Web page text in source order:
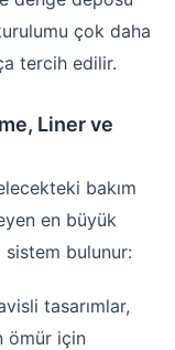
çok daha
tercih edilir.
Liner ve
bakım
en büyük
sistem bulunur:
tasarımlar,
ömür için